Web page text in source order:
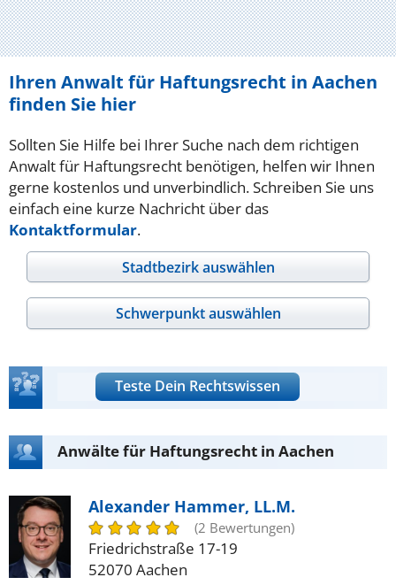
Ihren Anwalt für Haftungsrecht in Aachen
finden Sie hier
Sollten Sie Hilfe bei Ihrer Suche nach dem richtigen
Anwalt für Haftungsrecht benötigen, helfen wir Ihnen
gerne kostenlos und unverbindlich. Schreiben Sie uns
einfach eine kurze Nachricht über das
Kontaktformular.
Stadtbezirk auswählen
Schwerpunkt auswählen
Teste Dein Rechtswissen
Anwälte für Haftungsrecht in Aachen
Alexander Hammer, LL.M.
(2 Bewertungen)
Friedrichstraße 17-19
52070 Aachen